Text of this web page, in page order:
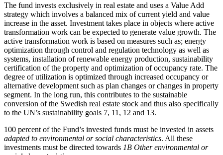
The fund invests exclusively in real estate and uses a Value Add
strategy which involves a balanced mix of current yield and value
increase in the asset. Investment takes place in objects where active
transformation work can be expected to generate value growth. The
active transformation work is based on measures such as; energy
optimization through control and regulation technology as well as
systems, installation of renewable energy production, sustainability
certification of the property and optimization of occupancy rate. The
degree of utilization is optimized through increased occupancy or
alternative development such as plan changes or changes in property
segment. In the long run, this contributes to the sustainable
conversion of the Swedish real estate stock and thus also specifically
to the UN’s sustainability goals 7, 11, 12 and 13.
100 percent of the Fund’s invested funds must be invested in assets
adapted to environmental or social characteristics. All these
investments must be directed towards 1B Other environmental or